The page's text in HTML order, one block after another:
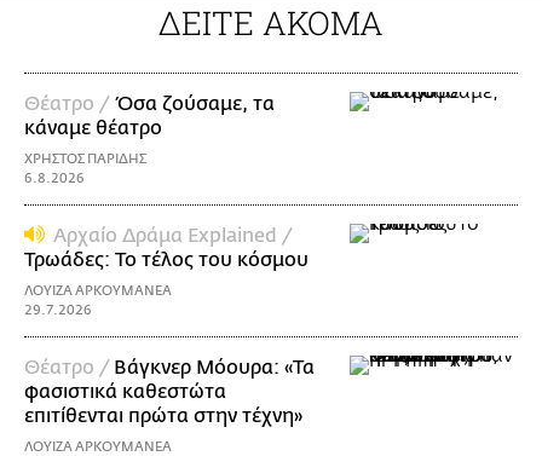
ΔΕΙΤΕ ΑΚΟΜΑ
Θέατρο /Όσα ζούσαμε, τα
κάναμε θέατρο
ΧΡΗΣΤΟΣ ΠΑΡΙΔΗΣ
6.8.2026
Αρχαίο Δράμα Explained /
Τρωάδες: Το τέλος του κόσμου
ΛΟΥΙΖΑ ΑΡΚΟΥΜΑΝΕΑ
29.7.2026
Θέατρο / Βάγκνερ Μόουρα: «Τα
φασιστικά καθεστώτα
επιτίθενται πρώτα στην τέχνη»
ΛΟΥΙΖΑ ΑΡΚΟΥΜΑΝΕΑ